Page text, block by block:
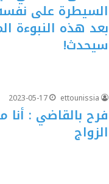
السيطرة على نفسه
بعد هذه النبوءة
سيحدث!
ettounissia
2023-05-17
فرح بالقاضي : أنا
الزواج